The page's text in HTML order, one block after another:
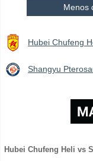
Menos
Hubei Chufeng
Shangyu
Hubei Chufeng Heli vs